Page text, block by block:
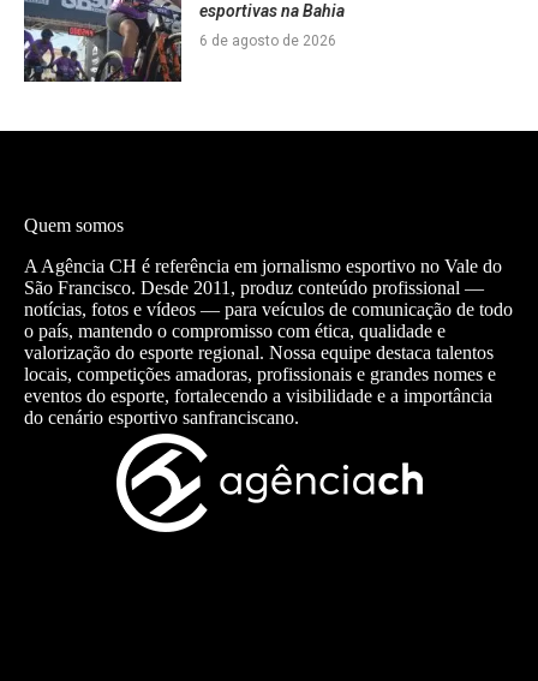
esportivas na Bahia
6 de agosto de 2026
Quem somos
A Agência CH é referência em jornalismo esportivo no Vale do
São Francisco. Desde 2011, produz conteúdo profissional —
notícias, fotos e vídeos — para veículos de comunicação de todo
o país, mantendo o compromisso com ética, qualidade e
valorização do esporte regional. Nossa equipe destaca talentos
locais, competições amadoras, profissionais e grandes nomes e
eventos do esporte, fortalecendo a visibilidade e a importância
do cenário esportivo sanfranciscano.